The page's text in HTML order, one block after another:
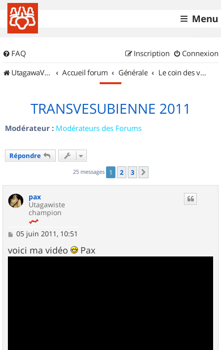
Menu
FAQ Connexion
Inscription
UtagawaVTT (Randos VTT et VTTAE avec traces GPS)
Accueil forum Générale Le coin des vidéastes
TRANSVESUBIENNE 2011
Modérateur : Modérateurs des Forums
Répondre
25 messages 1 2 3
pax
Utagawiste
champion
M
s
s
05 juin 2011, 10:51
voici ma vidéo Pax